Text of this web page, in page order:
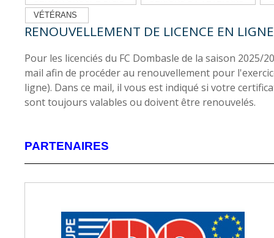
VÉTÉRANS
RENOUVELLEMENT DE LICENCE EN LIGNE
Pour les licenciés du FC Dombasle de la saison 2025/
mail afin de procéder au renouvellement pour
ligne). Dans ce mail, il vous est indiqué si votre
sont toujours valables ou doivent être renouvelés.
PARTENAIRES